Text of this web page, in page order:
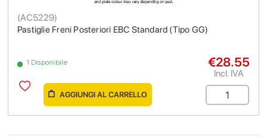
Pastiglie Freni Posteriori EBC Standard (Tipo GG)
(AC5229)
1 Disponibile €28.55
Incl. IVA
AGGIUNGI AL CARRELLO